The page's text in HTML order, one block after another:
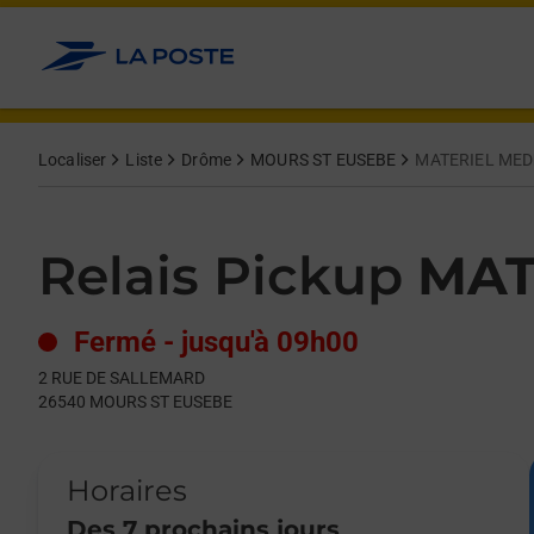
Allez au contenu
Localiser Liste Drôme MOURS ST EUSEBE MATERIEL
Relais Pickup
Fermé - jusqu'à 09h00
2 RUE DE SALLEMARD
26540 MOURS ST EUSEBE
Horaires
Day of the WeekHours
Get directions to Relais Pickup at 2 RUE DE SALLEMARD
lien s'ouvre dans un nouvel onglet